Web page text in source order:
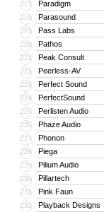
217 Paradigm
218 Parasound
219 Pass Labs
220 Pathos
221 Peak Consult
222 Peerless-AV
223 Perfect Sound
224 PerfectSound
225 Perlisten Audio
226 Phaze Audio
227 Phonon
228 Piega
229 Pilium Audio
230 Pillartech
231 Pink Faun
232 Playback Designs